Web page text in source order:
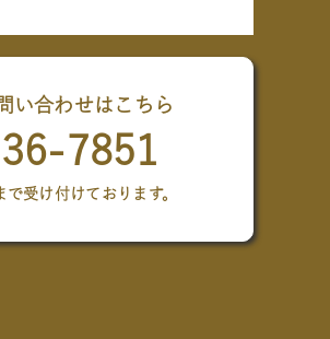
い合わせはこちら
7851
受け付けております。